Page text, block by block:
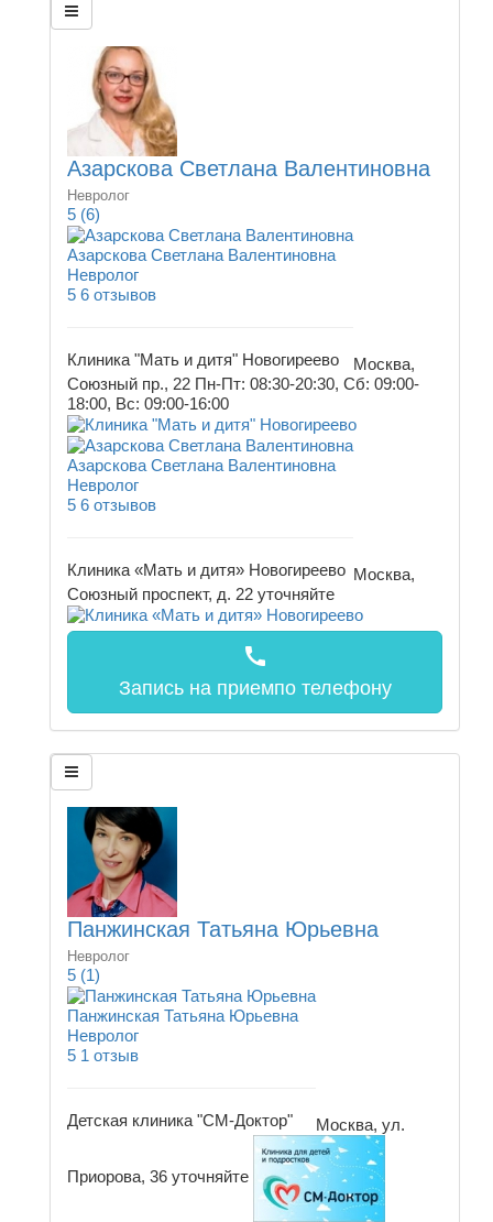
Азарскова Светлана Валентиновна
Невролог
5 (6)
Азарскова Светлана Валентиновна
Невролог
5 6 отзывов
Клиника "Мать и дитя" Новогиреево
Москва,
Союзный пр., 22 Пн-Пт: 08:30-20:30, Сб: 09:00-
18:00, Вс: 09:00-16:00
Азарскова Светлана Валентиновна
Невролог
5 6 отзывов
Клиника «Мать и дитя» Новогиреево Москва,
Союзный проспект, д. 22 уточняйте
call
Запись на приемпо телефону
Панжинская Татьяна Юрьевна
Невролог
5 (1)
Панжинская Татьяна Юрьевна
Невролог
5 1 отзыв
Детская клиника "СМ-Доктор" Москва, ул.
Приорова, 36 уточняйте